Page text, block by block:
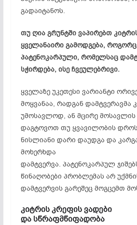
გადაიტანოს.
თუ ღია გრუნტში ვაპირებთ
ყველანაირი გამოდგება, როგორც
პატენოკარპული, რომელსაც
სჭირდება, ისე ჩვეულებრივი.
ყველაზე უკეთესი ვარიანტი
მოყვანაა, რადგან დამტვერავმა
უმოსავლოდ, ან მცირე მოსავლის
დაგტოვოთ თუ ყვავილობის
ნისლიანი დარი დაუდგა და
მოხერხდა
დამტვერვა. პატენოკარპულ
წინაღობები პრობლემას არ
დამტვერვის გარეშეც მოგცემთ
კიტრის კრეფის ვადები
და სწრაფმწიფადობა